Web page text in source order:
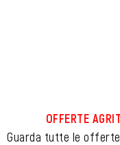
OFFERTE
Guarda tutte le